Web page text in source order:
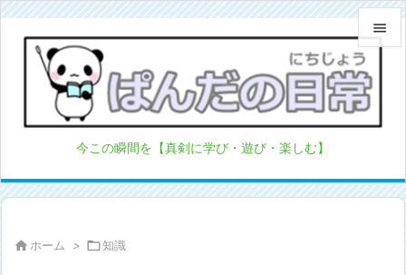
今この瞬間を【真剣に学び・遊び・楽しむ】

メニュ

サイド
前へ
ホーム > 知識